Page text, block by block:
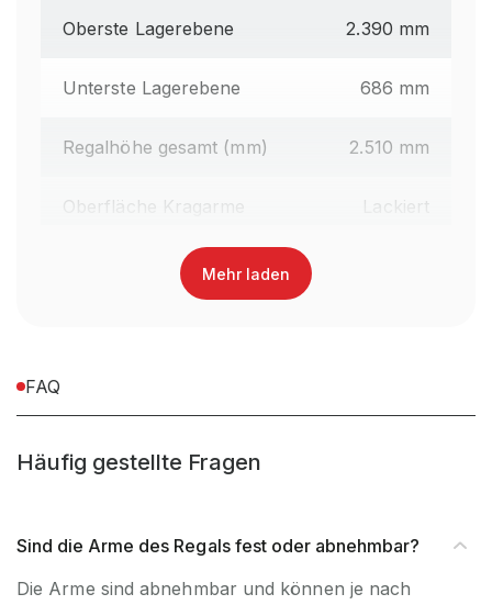
Oberste Lagerebene 2.390 mm
Unterste Lagerebene 686 mm
Regalhöhe gesamt (mm) 2.510 mm
Oberfläche Kragarme Lackiert
Farbe Kragarme RAL 7012 Basaltgrau
Brancheneignung
Werkstatt, Industrie &
Staplerbedienung geeignet
Mehr laden
FAQ
Häufig gestellte Fragen
Sind die Arme des Regals fest oder abnehmbar?
Die Arme sind abnehmbar und können je nach